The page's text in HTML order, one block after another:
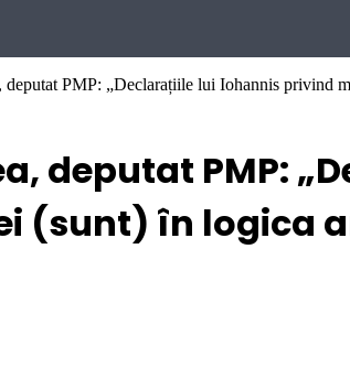
deputat PMP: „Declarațiile lui Iohannis privind
deputat PMP:
(sunt) în logica